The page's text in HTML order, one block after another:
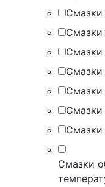
Смазки
Смазки
Смазки
Смазки
Смазки
Смазки
Смазки